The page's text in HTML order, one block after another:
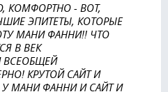
КОМФОРТНО - ВОТ,
ЭПИТЕТЫ, КОТОРЫЕ
МАНИ ФАННИ!! ЧТО
В ВЕК
ВСЕОБЩЕЙ
КРУТОЙ САЙТ И
МАНИ ФАННИ И САЙТ И